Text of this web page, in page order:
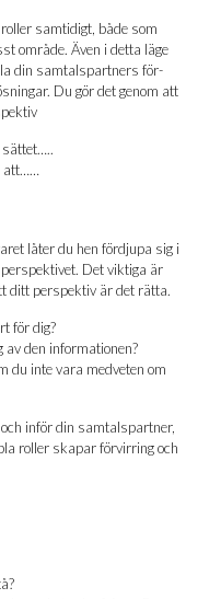
sam­ti­digt, både som
områ­de. Även i det­ta läge
din sam­tals­part­ners för­
Du gör det genom att
sättet…..
att……
låter du hen för­dju­pa sig i
Det vik­ti­ga är
ditt per­spek­tiv är det rätta.
för dig?
den informationen?
du inte vara med­ve­ten om
inför din sam­tals­part­ner,
rol­ler ska­par för­vir­ring och